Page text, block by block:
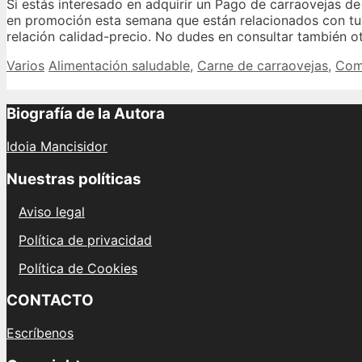
Si estás interesado en adquirir un Pago de carraovejas
en promoción esta semana que están relacionados con
relación calidad-precio. No dudes en consultar también
Categories
Varios Tags
Alimentación saludable, Carne de carraovejas,
Biografía de la Autora
Idoia Mancisidor
Nuestras políticas
Aviso legal
Política de privacidad
Política de Cookies
CONTACTO
Escríbenos